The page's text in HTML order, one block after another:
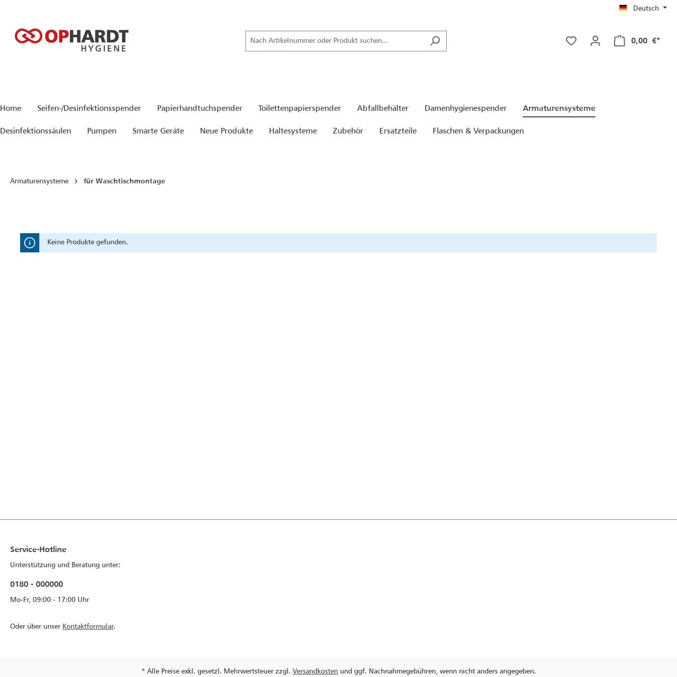
Deutsch
0,00 €*
Home Seifen-/Desinfektionsspender Papierhandtuchspender Toilettenpapierspender Abfallbehälter Damenhygienespender Armaturensysteme
Desinfektionssäulen Pumpen Smarte Geräte Neue Produkte Haltesysteme Zubehör Ersatzteile Flaschen & Verpackungen
Armaturensysteme für Waschtischmontage
Keine Produkte gefunden.
Service-Hotline
Unterstützung und Beratung unter:
0180 - 000000
Mo-Fr, 09:00 - 17:00 Uhr
Oder über unser Kontaktformular.
* Alle Preise exkl. gesetzl. Mehrwertsteuer zzgl. Versandkostenund ggf. Nachnahmegebühren, wenn nicht anders angegeben.